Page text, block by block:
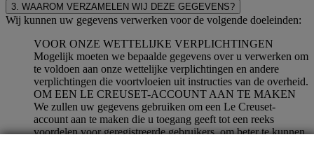
3. WAAROM VERZAMELEN WIJ DEZE GEGEVENS?
Wij kunnen uw gegevens verwerken voor de volgende doeleinden:
VOOR ONZE WETTELIJKE VERPLICHTINGEN
Mogelijk moeten we bepaalde gegevens over u verwerken om
te voldoen aan onze wettelijke verplichtingen en andere
verplichtingen die voortvloeien uit instructies van de overheid.
OM EEN LE CREUSET-ACCOUNT AAN TE MAKEN
We zullen uw gegevens gebruiken om een Le Creuset-
account aan te maken die u toegang geeft tot een reeks
voordelen voor geregistreerde gebruikers, om beter te kunnen